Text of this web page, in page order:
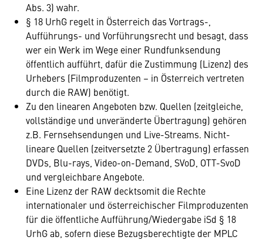
Abs. 3) wahr.
§ 18 UrhG regelt in Österreich das Vortrags-,
Aufführungs- und Vorführungsrecht und besagt, dass
wer ein Werk im Wege einer Rundfunksendung
öffentlich aufführt, dafür die Zustimmung (Lizenz) des
Urhebers (Filmproduzenten – in Österreich vertreten
durch die RAW) benötigt.
Zu den linearen Angeboten bzw. Quellen (zeitgleiche,
vollständige und unveränderte Übertragung) gehören
z.B. Fernsehsendungen und Live-Streams. Nicht-
lineare Quellen (zeitversetzte 2 Übertragung) erfassen
DVDs, Blu-rays, Video-on-Demand, SVoD, OTT-SvoD
und vergleichbare Angebote.
Eine Lizenz der RAW decktsomit die Rechte
internationaler und österreichischer Filmproduzenten
für die öffentliche Aufführung/Wiedergabe iSd § 18
UrhG ab, sofern diese Bezugsberechtigte der MPLC